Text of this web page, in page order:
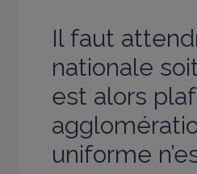
Il faut
nationale
est alors
uniforme